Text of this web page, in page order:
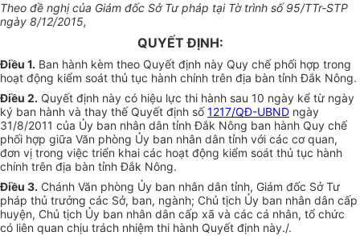
Theo đề nghị của Giám đốc Sở Tư pháp tại Tờ trình số 95/TTr-STP
ngày 8/12/2015,
QUYẾT ĐỊNH:
Điều 1. Ban hành kèm theo Quyết định này Quy chế phối hợp trong
hoạt động kiểm soát thủ tục hành chính trên địa bàn tỉnh Đắk Nông.
Điều 2. Quyết định này có hiệu lực thi hành sau 10 ngày kể từ ngày
ký ban hành và thay thế Quyết định số1217/QĐ-UBND ngày
31/8/2011 của Ủy ban nhân dân tỉnh Đắk Nông ban hành Quy chế
phối hợp giữa Văn phòng Ủy ban nhân dân tỉnh với các cơ quan,
đơn vị trong việc triển khai các hoạt động kiểm soát thủ tục hành
chính trên địa bàn tỉnh Đắk Nông.
Điều 3. Chánh Văn phòng Ủy ban nhân dân tỉnh, Giám đốc Sở Tư
pháp thủ trưởng các Sở, ban, ngành; Chủ tịch Ủy ban nhân dân cấp
huyện, Chủ tịch Ủy ban nhân dân cấp xã và các cá nhân, tổ chức
có liên quan chịu trách nhiệm thi hành Quyết định này./.